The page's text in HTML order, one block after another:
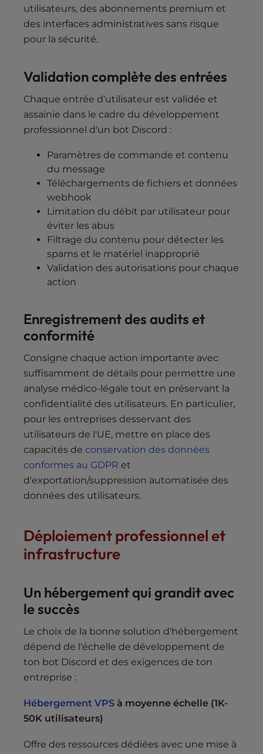
utilisateurs, des abonnements premium et
des interfaces administratives sans risque
pour la sécurité.
Validation complète des entrées
Chaque entrée d'utilisateur est validée et
assainie dans le cadre du développement
professionnel d'un bot Discord :
Paramètres de commande et contenu
du message
Téléchargements de fichiers et données
webhook
Limitation du débit par utilisateur pour
éviter les abus
Filtrage du contenu pour détecter les
spams et le matériel inapproprié
Validation des autorisations pour chaque
action
Enregistrement des audits et
conformité
Consigne chaque action importante avec
suffisamment de détails pour permettre une
analyse médico-légale tout en préservant la
confidentialité des utilisateurs. En particulier,
pour les entreprises desservant des
utilisateurs de l'UE, mettre en place des
capacités de conservation des données
conformes au GDPR et
d'exportation/suppression automatisée des
données des utilisateurs.
Déploiement professionnel et
infrastructure
Un hébergement qui grandit avec
le succès
Le choix de la bonne solution d'hébergement
dépend de l'échelle de développement de
ton bot Discord et des exigences de ton
entreprise :
Hébergement VPS à moyenne échelle (1K-
50K utilisateurs)
Offre des ressources dédiées avec une mise à